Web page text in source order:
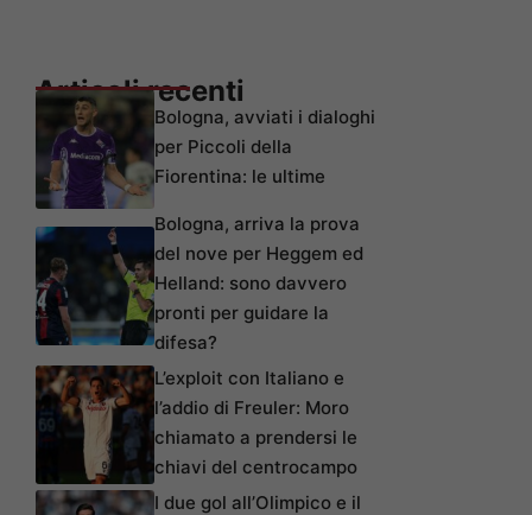
Articoli recenti
Bologna, avviati i dialoghi
per Piccoli della
Fiorentina: le ultime
Bologna, arriva la prova
del nove per Heggem ed
Helland: sono davvero
pronti per guidare la
difesa?
L’exploit con Italiano e
l’addio di Freuler: Moro
chiamato a prendersi le
chiavi del centrocampo
I due gol all’Olimpico e il